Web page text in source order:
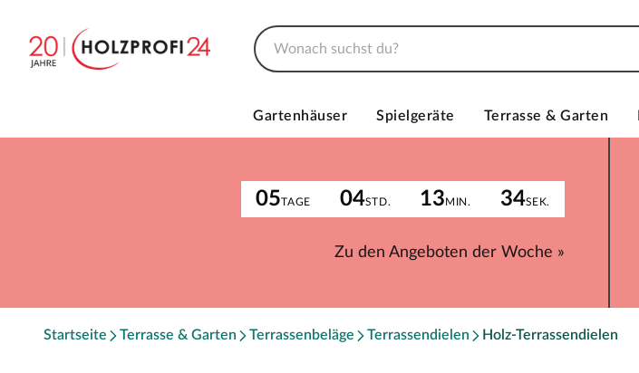
Gartenhäuser Spielgeräte Terrasse & Garten
05TAGE 04STD. 13MIN. 34SEK.
Zu den Angeboten der Woche »
Startseite Terrasse & Garten Terrassenbeläge Terrassendielen Holz-Terrassendielen